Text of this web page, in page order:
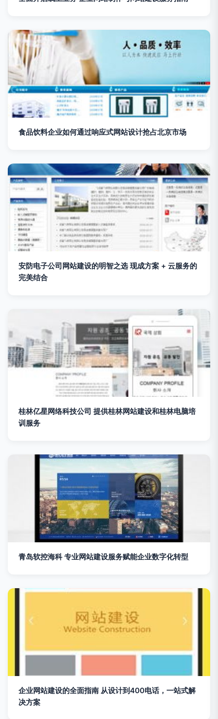
食品饮料企业如何通过响应式网站设计抢占北京市场
安防电子公司网站建设的明智之选 现成方案 + 云服务的
完美结合
桂林亿星网络科技公司 提供桂林网站建设和桂林电脑培
训服务
青岛软控海科 专业网站建设服务赋能企业数字化转型
企业网站建设的全面指南 从设计到400电话，一站式解
决方案